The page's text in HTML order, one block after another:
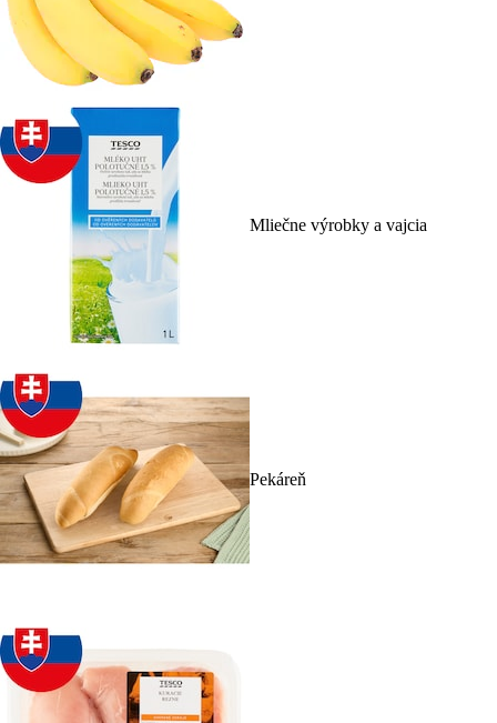
Mliečne výrobky a vajcia
Pekáreň